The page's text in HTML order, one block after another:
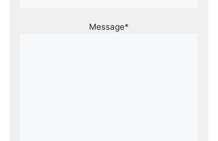
Message*